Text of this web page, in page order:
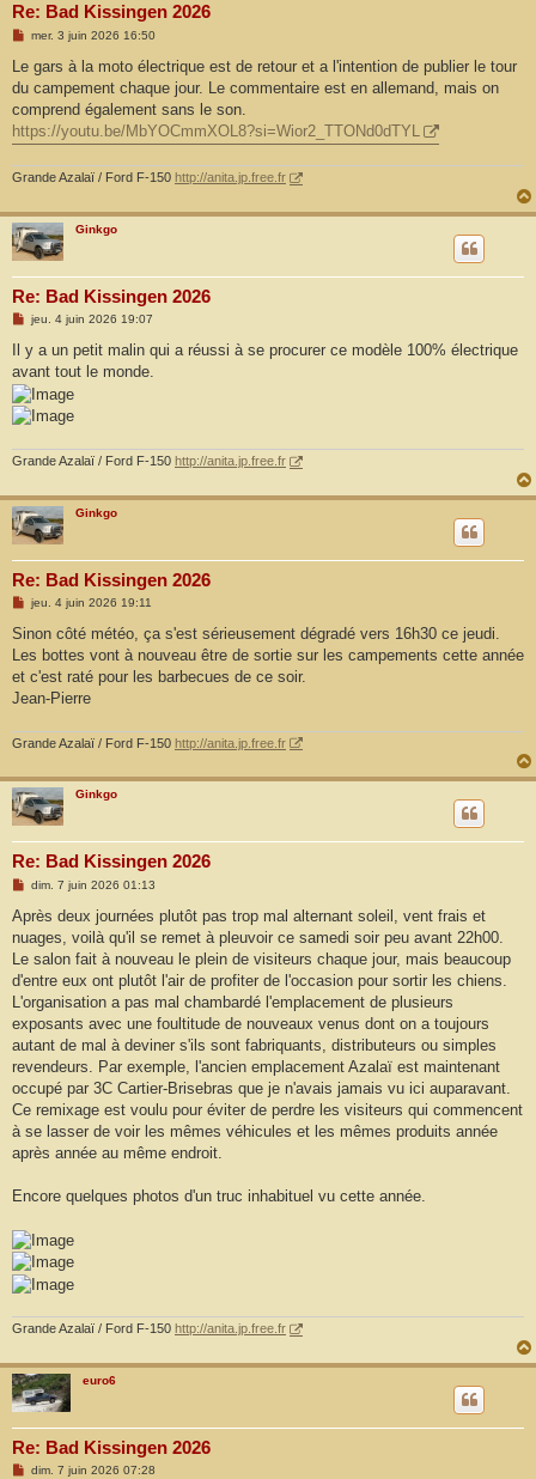
Re: Bad Kissingen 2026
M
s
a
g
mer. 3 juin 2026 16:50
Le gars à la moto électrique est de retour et a l'intention de publier le tour
du campement chaque jour. Le commentaire est en allemand, mais on
comprend également sans le son.
https://youtu.be/MbYOCmmXOL8?si=Wior2_TTONd0dTYL
Grande Azalaï / Ford F-150 http://anita.jp.free.fr
Ginkgo
Re: Bad Kissingen 2026
M
s
s
a
g
e
jeu. 4 juin 2026 19:07
Il y a un petit malin qui a réussi à se procurer ce modèle 100% électrique
avant tout le monde.
Grande Azalaï / Ford F-150 http://anita.jp.free.fr
Ginkgo
Re: Bad Kissingen 2026
M
s
a
g
jeu. 4 juin 2026 19:11
Sinon côté météo, ça s'est sérieusement dégradé vers 16h30 ce jeudi.
Les bottes vont à nouveau être de sortie sur les campements cette année
et c'est raté pour les barbecues de ce soir.
Jean-Pierre
Grande Azalaï / Ford F-150 http://anita.jp.free.fr
Ginkgo
Re: Bad Kissingen 2026
M
s
a
g
dim. 7 juin 2026 01:13
Après deux journées plutôt pas trop mal alternant soleil, vent frais et
nuages, voilà qu'il se remet à pleuvoir ce samedi soir peu avant 22h00.
Le salon fait à nouveau le plein de visiteurs chaque jour, mais beaucoup
d'entre eux ont plutôt l'air de profiter de l'occasion pour sortir les chiens.
L'organisation a pas mal chambardé l'emplacement de plusieurs
exposants avec une foultitude de nouveaux venus dont on a toujours
autant de mal à deviner s'ils sont fabriquants, distributeurs ou simples
revendeurs. Par exemple, l'ancien emplacement Azalaï est maintenant
occupé par 3C Cartier-Brisebras que je n'avais jamais vu ici auparavant.
Ce remixage est voulu pour éviter de perdre les visiteurs qui commencent
à se lasser de voir les mêmes véhicules et les mêmes produits année
après année au même endroit.
Encore quelques photos d'un truc inhabituel vu cette année.
Grande Azalaï / Ford F-150 http://anita.jp.free.fr
euro6
Re: Bad Kissingen 2026
Mdim. 7 juin 2026 07:28